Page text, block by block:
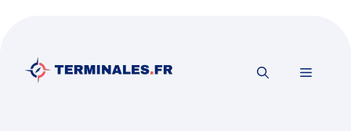
contenu
MENU